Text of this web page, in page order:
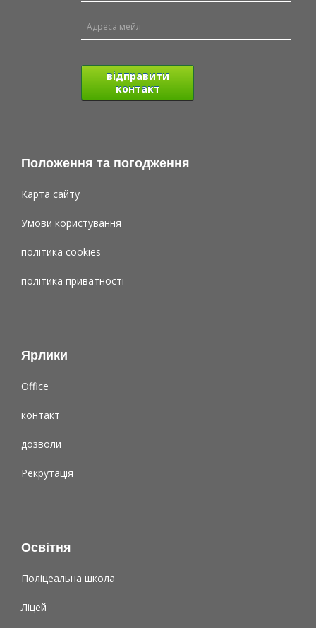
відправити
контакт
Положення та погодження
Карта сайту
Умови користування
політика cookies
політика приватності
Ярлики
Office
контакт
дозволи
Рекрутація
Освітня
Поліцеальна школа
Ліцей